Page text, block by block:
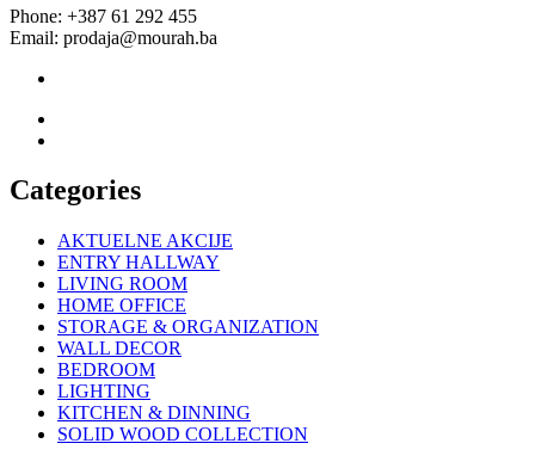
Phone: +387 61 292 455
Email: prodaja@mourah.ba
Categories
AKTUELNE AKCIJE
ENTRY HALLWAY
LIVING ROOM
HOME OFFICE
STORAGE & ORGANIZATION
WALL DECOR
BEDROOM
LIGHTING
KITCHEN & DINNING
SOLID WOOD COLLECTION